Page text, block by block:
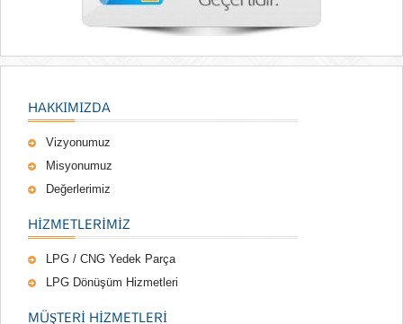
HAKKIMIZDA
Vizyonumuz
Misyonumuz
Değerlerimiz
HIZMETLERIMIZ
LPG / CNG Yedek Parça
LPG Dönüşüm Hizmetleri
MÜŞTERI HIZMETLERI